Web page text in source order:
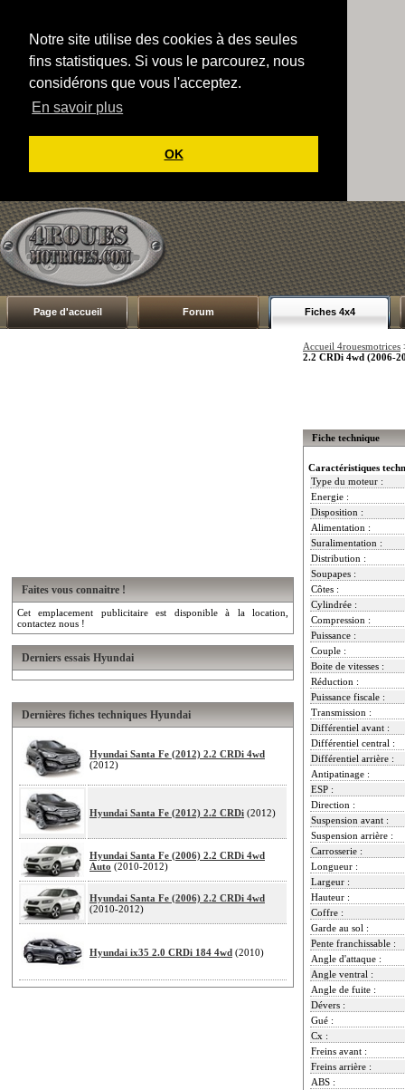
Notre site utilise des cookies à des seules
fins statistiques. Si vous le parcourez, nous
considérons que vous l'acceptez.
En savoir plus
OK
Page d'accueil Forum Fiches 4x4
Faites vous connaitre !
Cet emplacement publicitaire est disponible à la location,
contactez nous !
Derniers essais Hyundai
Dernières fiches techniques Hyundai
Hyundai Santa Fe (2012) 2.2 CRDi 4wd
(2012)
Hyundai Santa Fe (2012) 2.2 CRDi (2012)
Hyundai Santa Fe (2006) 2.2 CRDi 4wd
Auto (2010-2012)
Hyundai Santa Fe (2006) 2.2 CRDi 4wd
(2010-2012)
Hyundai ix35 2.0 CRDi 184 4wd (2010)
Accueil 4rouesmotrices
2.2 CRDi 4wd (2006-
Fiche technique
Caractéristiques
Type du moteur :
Energie :
Disposition :
Alimentation :
Suralimentation :
Distribution :
Soupapes :
Côtes :
Cylindrée :
Compression :
Puissance :
Couple :
Boite de vitesses :
Réduction :
Puissance fiscale :
Transmission :
Différentiel avant :
Différentiel central :
Différentiel arrière :
Antipatinage :
ESP :
Direction :
Suspension avant :
Suspension arrière :
Carrosserie :
Longueur :
Largeur :
Hauteur :
Coffre :
Garde au sol :
Pente franchissable :
Angle d'attaque :
Angle ventral :
Angle de fuite :
Dévers :
Gué :
Cx :
Freins avant :
Freins arrière :
ABS :